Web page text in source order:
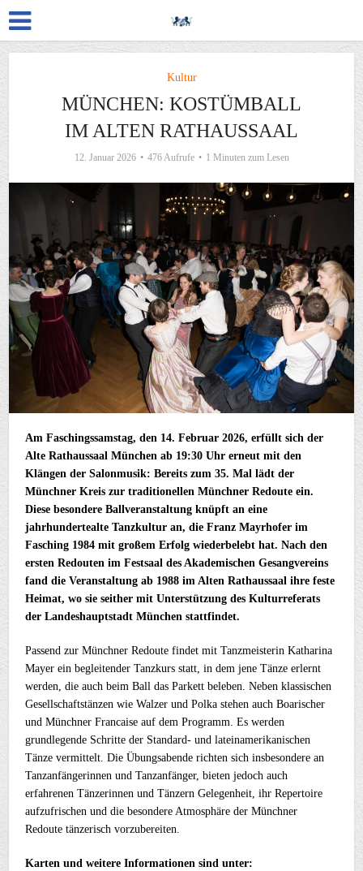
Kultur
MÜNCHEN: KOSTÜMBALL
IM ALTEN RATHAUSSAAL
12. Januar 2026 476 Aufrufe 1 Minuten zum Lesen
Am Faschingssamstag, den 14. Februar 2026, erfüllt sich der
Alte Rathaussaal München ab 19:30 Uhr erneut mit den
Klängen der Salonmusik: Bereits zum 35. Mal lädt der
Münchner Kreis zur traditionellen Münchner Redoute ein.
Diese besondere Ballveranstaltung knüpft an eine
jahrhundertealte Tanzkultur an, die Franz Mayrhofer im
Fasching 1984 mit großem Erfolg wiederbelebt hat. Nach den
ersten Redouten im Festsaal des Akademischen Gesangvereins
fand die Veranstaltung ab 1988 im Alten Rathaussaal ihre feste
Heimat, wo sie seither mit Unterstützung des Kulturreferats
der Landeshauptstadt München stattfindet.
Passend zur Münchner Redoute findet mit Tanzmeisterin Katharina
Mayer ein begleitender Tanzkurs statt, in dem jene Tänze erlernt
werden, die auch beim Ball das Parkett beleben. Neben klassischen
Gesellschaftstänzen wie Walzer und Polka stehen auch Boarischer
und Münchner Francaise auf dem Programm. Es werden
grundlegende Schritte der Standard- und lateinamerikanischen
Tänze vermittelt. Die Übungsabende richten sich insbesondere an
Tanzanfängerinnen und Tanzanfänger, bieten jedoch auch
erfahrenen Tänzerinnen und Tänzern Gelegenheit, ihr Repertoire
aufzufrischen und die besondere Atmosphäre der Münchner
Redoute tänzerisch vorzubereiten.
Karten und weitere Informationen sind unter: